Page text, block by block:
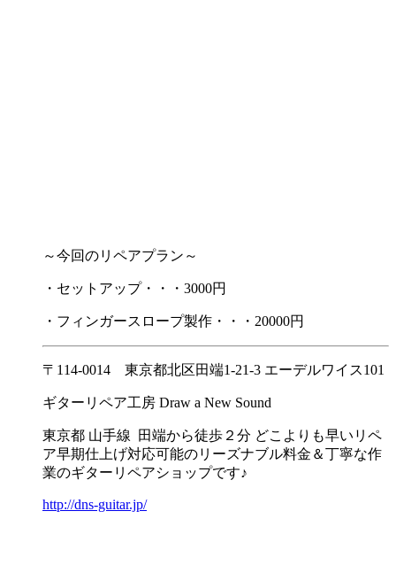
～今回のリペアプラン～
・セットアップ・・・3000円
・フィンガースロープ製作・・・20000円
〒114-0014 東京都北区田端1-21-3 エーデルワイス101
ギターリペア工房 Draw a New Sound
東京都 山手線 田端から徒歩２分 どこよりも早いリペ
ア早期仕上げ対応可能のリーズナブル料金＆丁寧な作
業のギターリペアショップです♪
http://dns-guitar.jp/